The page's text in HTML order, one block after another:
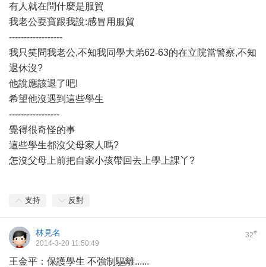
有人就在問什麼是服貿
我老公耍寶跟我說:感冒用服貿
------------------
我只笑問我老公,不知我同學大弟62-63的在立院當警察,不知
退休沒?
他說應該退了吧!
希望他沒遇到這些學生
-----------------
覺得很奇怪的事
這些學生都沒父母家人嗎?
怎沒父母上前把自家小孩帶回去上學上課丫?
支持 反對
32#
林見名
2014-3-20 11:50:49
王金平：保護學生 不強制驅離......